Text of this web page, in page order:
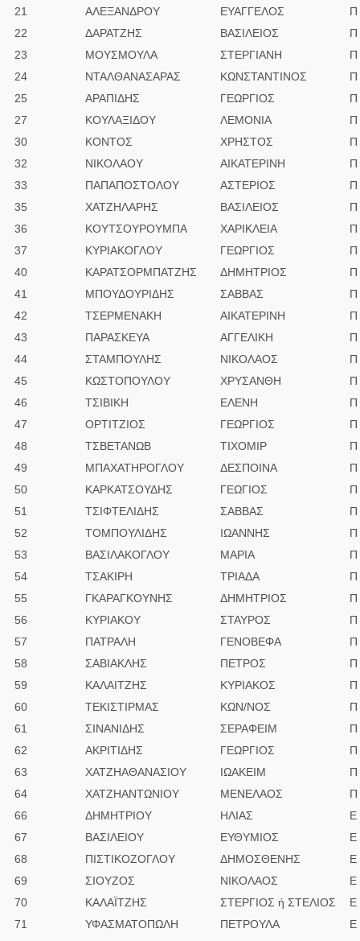
21 ΑΛΕΞΑΝΔΡΟΥ ΕΥΑΓΓΕΛΟΣ
Π
22
ΔΑΡΑΤΖΗΣ ΒΑΣΙΛΕΙΟΣ
Π
23
ΜΟΥΣΜΟΥΛΑ ΣΤΕΡΓΙΑΝΗ
Π
24
ΝΤΑΛΘΑΝΑΣΑΡΑΣ ΚΩΝΣΤΑΝΤΙΝΟΣ
Π
25
ΑΡΑΠΙΔΗΣ ΓΕΩΡΓΙΟΣ
Π
27
ΚΟΥΛΑΞΙΔΟΥ ΛΕΜΟΝΙΑ
Π
30
ΚΟΝΤΟΣ ΧΡΗΣΤΟΣ
Π
32
ΝΙΚΟΛΑΟΥ ΑΙΚΑΤΕΡΙΝΗ
Π
33
ΠΑΠΑΠΟΣΤΟΛΟΥ ΑΣΤΕΡΙΟΣ
Π
35
ΧΑΤΖΗΛΑΡΗΣ ΒΑΣΙΛΕΙΟΣ
Π
36
ΚΟΥΤΣΟΥΡΟΥΜΠΑ ΧΑΡΙΚΛΕΙΑ
Π
37
ΚΥΡΙΑΚΟΓΛΟΥ ΓΕΩΡΓΙΟΣ
Π
40
ΚΑΡΑΤΣΟΡΜΠΑΤΖΗΣ ΔΗΜΗΤΡΙΟΣ
Π
41
ΜΠΟΥΔΟΥΡΙΔΗΣ ΣΑΒΒΑΣ
Π
42
ΤΣΕΡΜΕΝΑΚΗ ΑΙΚΑΤΕΡΙΝΗ
Π
43
ΠΑΡΑΣΚΕΥΑ ΑΓΓΕΛΙΚΗ
Π
44
ΣΤΑΜΠΟΥΛΗΣ ΝΙΚΟΛΑΟΣ
Π
45
ΚΩΣΤΟΠΟΥΛΟΥ ΧΡΥΣΑΝΘΗ
Π
46
ΤΣΙΒΙΚΗ ΕΛΕΝΗ
Π
47
ΟΡΤΙΤΖΙΟΣ ΓΕΩΡΓΙΟΣ
Π
48
ΤΣΒΕΤΑNΩΒ ΤΙΧΟΜΙΡ
Π
49
ΜΠΑΧΑΤΗΡΟΓΛΟΥ ΔΕΣΠΟΙΝΑ
Π
50
ΚΑΡΚΑΤΣΟΥΔΗΣ ΓΕΩΓΙΟΣ
Π
51
ΤΣΙΦΤΕΛΙΔΗΣ ΣΑΒΒΑΣ
Π
52
ΤΟΜΠΟΥΛΙΔΗΣ ΙΩΑΝΝΗΣ
Π
53
ΒΑΣΙΛΑΚΟΓΛΟΥ ΜΑΡΙΑ
Π
54
ΤΣΑΚΙΡΗ ΤΡΙΑΔΑ
Π
55
ΓΚΑΡΑΓΚΟΥΝΗΣ ΔΗΜΗΤΡΙΟΣ
Π
56
ΚΥΡΙΑΚΟΥ ΣΤΑΥΡΟΣ
Π
57
ΠΑΤΡΑΛΗ ΓΕΝΟΒΕΦΑ
Π
58
ΣΑΒΙΑΚΛΗΣ ΠΕΤΡΟΣ
Π
59
ΚΑΛΑΙΤΖΗΣ ΚΥΡΙΑΚΟΣ
Π
60
ΤΕΚΙΣΤΙΡΜΑΣ ΚΩΝ/ΝΟΣ
Π
61
ΣΙΝΑΝΙΔΗΣ ΣΕΡΑΦΕΙΜ
Π
62
ΑΚΡΙΤΙΔΗΣ ΓΕΩΡΓΙΟΣ
Π
63
ΧΑΤΖΗΑΘΑΝΑΣΙΟΥ ΙΩΑΚΕΙΜ
Π
64
ΧΑΤΖΗΑΝΤΩΝΙΟΥ ΜΕΝΕΛΑΟΣ
Π
66
ΔΗΜΗΤΡΙΟΥ ΗΛΙΑΣ
Ε
67
ΒΑΣΙΛΕΙΟΥ ΕΥΘΥΜΙΟΣ
Ε
68
ΠΙΣΤΙΚΟΖΟΓΛΟΥ ΔΗΜΟΣΘΕΝΗΣ
Ε
69
ΣΙΟΥΖΟΣ ΝΙΚΟΛΑΟΣ
Ε
70
ΚΑΛΑΪΤΖΗΣ ΣΤΕΡΓΙΟΣ ή ΣΤΕΛΙΟΣ
Ε
71
ΥΦΑΣΜΑΤΟΠΩΛΗ ΠΕΤΡΟΥΛΑ
Ε